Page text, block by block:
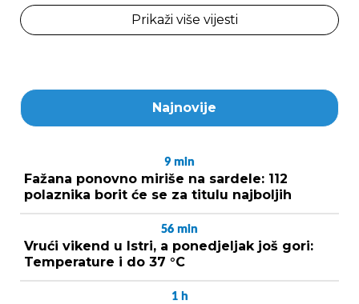
Prikaži više vijesti
Najnovije
9 min
Fažana ponovno miriše na sardele: 112
polaznika borit će se za titulu najboljih
56 min
Vrući vikend u Istri, a ponedjeljak još gori:
Temperature i do 37 °C
1 h